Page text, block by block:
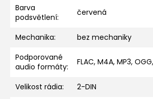
Barva
podsvětlení: červená
Mechanika:
bez mechaniky
Podporované
audio formáty: FLAC, M4A, MP3,
Velikost rádia: 2-DIN